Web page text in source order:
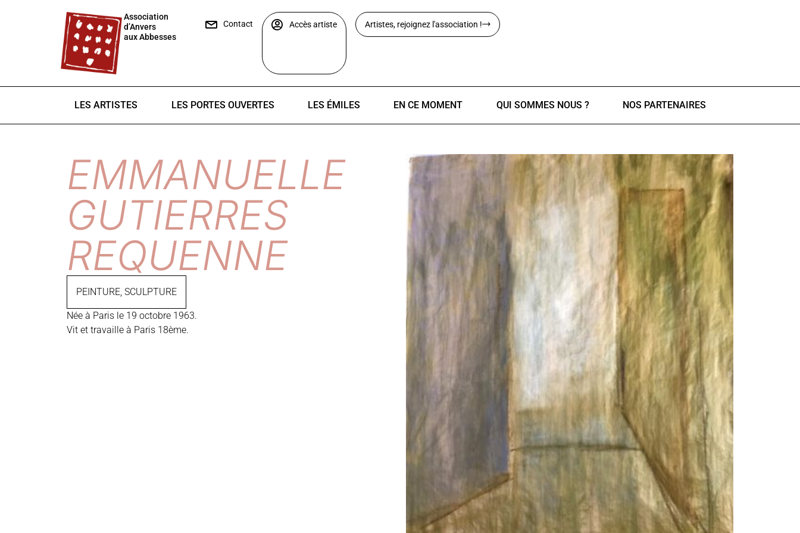
Association
d’Anvers
aux Abbesses
Contact Accès artiste Artistes, rejoignez l'association !
LES ARTISTES LES PORTES OUVERTES LES ÉMILES EN CE MOMENT QUI SOMMES NOUS ? NOS PARTENAIRES
EMMANUELLE
GUTIERRES
REQUENNE
PEINTURE, SCULPTURE
Née à Paris le 19 octobre 1963.
Vit et travaille à Paris 18ème.